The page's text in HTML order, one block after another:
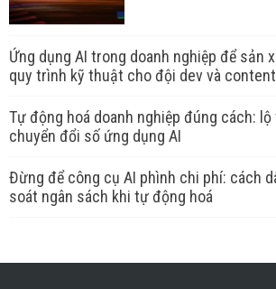
Ứng dụng AI trong doanh nghiệp để sản
quy trình kỹ thuật cho đội dev và content
Tự động hoá doanh nghiệp đúng cách:
chuyển đổi số ứng dụng AI
Đừng để công cụ AI phình chi phí: cách
soát ngân sách khi tự động hoá